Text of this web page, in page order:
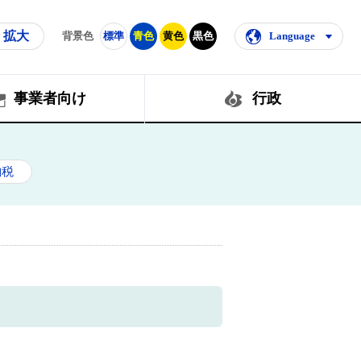
拡大 背景色 標準 青色 黄色 黒色 Language
事業者向け 行政